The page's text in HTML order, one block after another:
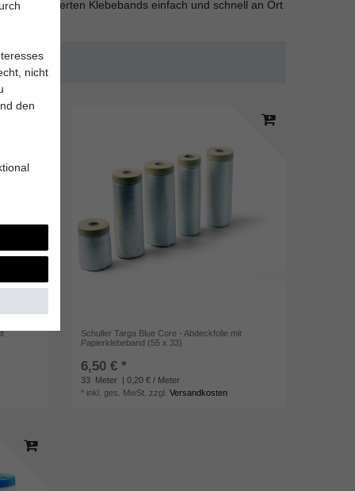
integrierten Klebebands einfach und schnell an Ort
Schuller Targa Blue Core - Abdeckfolie mit
Papierklebeband (55 x 33)
6,50 € *
33 Meter | 0,20 € / Meter
* inkl. ges. MwSt. zzgl.Versandkosten
nicht
den